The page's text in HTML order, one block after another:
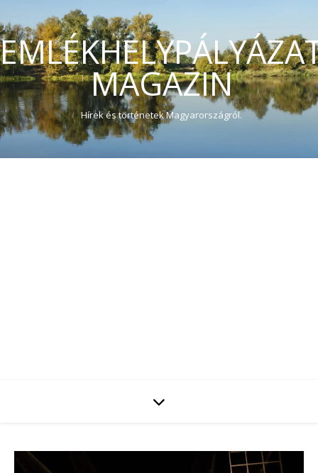
MAGAZIN
Hírek és történetek Magyarországról.